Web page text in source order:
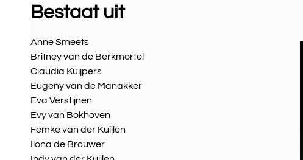
Bestaat uit
Anne Smeets
Britney van de Berkmortel
Claudia Kuijpers
Eugeny van de Manakker
Eva Verstijnen
Evy van Bokhoven
Femke van der Kuijlen
Ilona de Brouwer